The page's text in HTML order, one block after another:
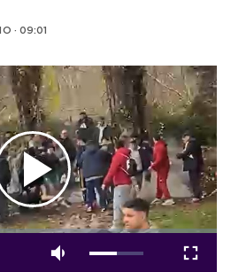
· 09:01
Play
Video
Mute Fullscreen